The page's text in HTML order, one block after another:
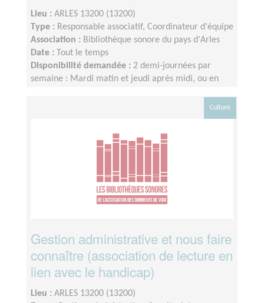
Lieu : ARLES 13200 (13200)
Type : Responsable associatif, Coordinateur d'équipe
Association : Bibliothèque sonore du pays d'Arles
Date :
Tout le temps
Disponibilité demandée : 2 demi-journées par
semaine : Mardi matin et jeudi après midi, ou en
Culture
Gestion administrative et nous faire
connaître (association de lecture en
lien avec le handicap)
Lieu : ARLES 13200 (13200)